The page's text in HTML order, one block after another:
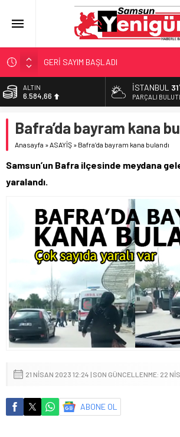
GERİ SAYIM BAŞLADI
SAMSUNSPOR’DA HEDEF 5’İNCİLİK!
‘BAFRA’YA YATIRIM YAPIN!’
YÖNETİCİ SEÇERKEN YAPILAN EN
ALTIN
6.584,66
13.889,75
DOLAR
55,0051
İSTANBUL
PARÇALI
Bafra’da bayram kana
Anasayfa »ASAYİŞ » Bafra’da bayram kana bulandı
Samsun’un Bafra ilçesinde meydana
yaralandı.
21 NISAN 2023 12:24 | SON GÜNCELLENME: 22
ABONE OL